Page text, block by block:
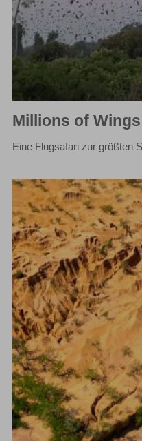
Millions of Wings
Eine Flugsafari zur größten